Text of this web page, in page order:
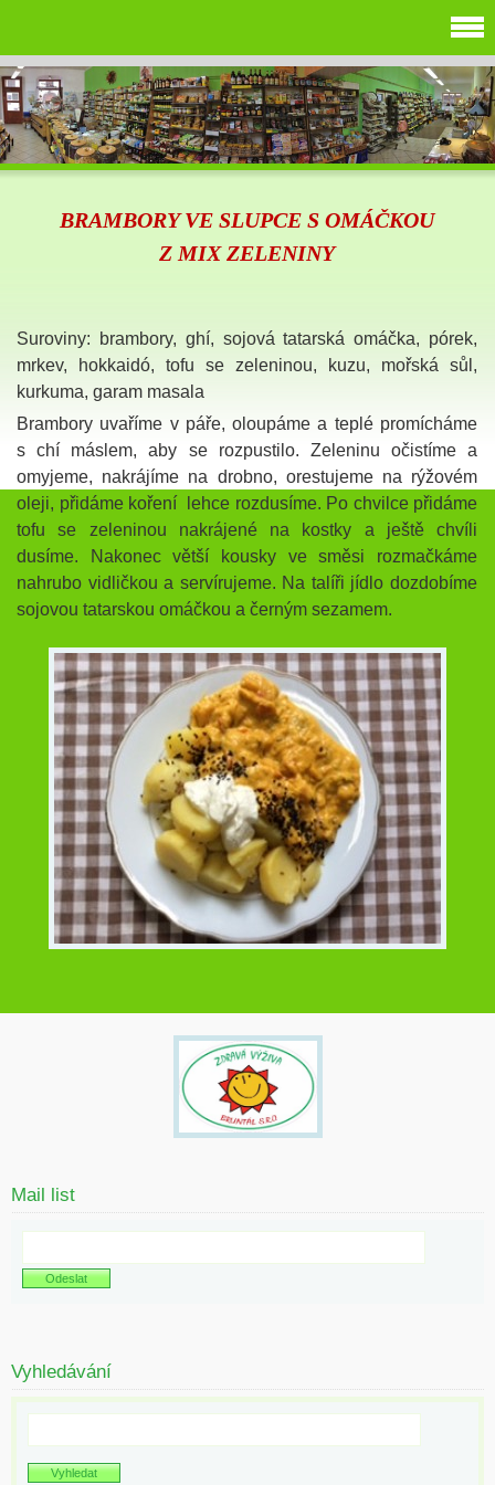
BRAMBORY VE SLUPCE S OMÁČKOU
Z MIX ZELENINY
Suroviny: brambory, ghí, sojová tatarská omáčka, pórek,
mrkev, hokkaidó, tofu se zeleninou, kuzu, mořská sůl,
kurkuma, garam masala
Brambory uvaříme v páře, oloupáme a teplé promícháme
s chí máslem, aby se rozpustilo. Zeleninu očistíme a
omyjeme, nakrájíme na drobno, orestujeme na rýžovém
oleji, přidáme koření lehce rozdusíme. Po chvilce přidáme
tofu se zeleninou nakrájené na kostky a ještě chvíli
dusíme. Nakonec větší kousky ve směsi rozmačkáme
nahrubo vidličkou a servírujeme. Na talíři jídlo dozdobíme
sojovou tatarskou omáčkou a černým sezamem.
Mail list
Vyhledávání